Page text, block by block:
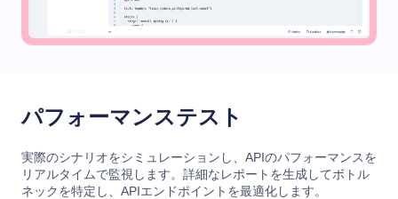
パフォーマンステスト
実際のシナリオをシミュレーションし、APIのパフォーマンスを
リアルタイムで監視します。詳細なレポートを生成してボトル
ネックを特定し、APIエンドポイントを最適化します。